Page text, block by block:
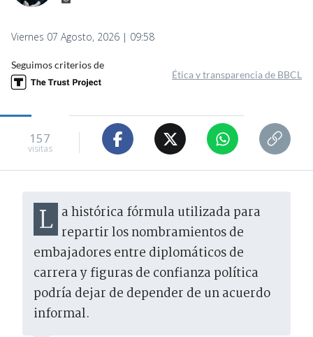
Viernes 07 Agosto, 2026 | 09:58
Seguimos criterios de
Ética y transparencia de BBCL
157
visitas
La histórica fórmula utilizada para repartir los nombramientos de
embajadores entre diplomáticos de
carrera y figuras de confianza política
podría dejar de depender de un acuerdo
informal.